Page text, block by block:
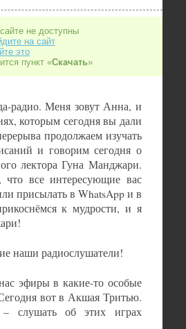
не доступны
на сайт
это
пункт «Скачать»
радио. Меня зовут Анна, и
которым сегодня вы дали
продолжаем изучать
и говорим сегодня о
лектора Гуна Манджари.
все интересующие вас
присылать в WhatsApp и в
к мудрости, и я
наши радиослушатели!
эфиры в какие-то особые
вот в Акшая Тритью.
слушать об этих играх